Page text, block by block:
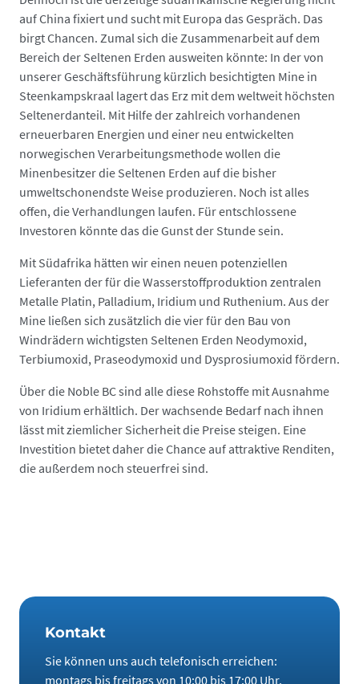
auf China fixiert und sucht mit Europa das Gespräch. Das
birgt Chancen. Zumal sich die Zusammenarbeit auf dem
Bereich der Seltenen Erden ausweiten könnte: In der von
unserer Geschäftsführung kürzlich besichtigten Mine in
Steenkampskraal lagert das Erz mit dem weltweit höchsten
Seltenerdanteil. Mit Hilfe der zahlreich vorhandenen
erneuerbaren Energien und einer neu entwickelten
norwegischen Verarbeitungsmethode wollen die
Minenbesitzer die Seltenen Erden auf die bisher
umweltschonendste Weise produzieren. Noch ist alles
offen, die Verhandlungen laufen. Für entschlossene
Investoren könnte das die Gunst der Stunde sein.
Mit Südafrika hätten wir einen neuen potenziellen
Lieferanten der für die Wasserstoffproduktion zentralen
Metalle Platin, Palladium, Iridium und Ruthenium. Aus der
Mine ließen sich zusätzlich die vier für den Bau von
Windrädern wichtigsten Seltenen Erden Neodymoxid,
Terbiumoxid, Praseodymoxid und Dysprosiumoxid fördern.
Über die Noble BC sind alle diese Rohstoffe mit Ausnahme
von Iridium erhältlich. Der wachsende Bedarf nach ihnen
lässt mit ziemlicher Sicherheit die Preise steigen. Eine
Investition bietet daher die Chance auf attraktive Renditen,
die außerdem noch steuerfrei sind.
Kontakt
Sie können uns auch telefonisch erreichen:
montags bis freitags von 10:00 bis 17:00 Uhr.